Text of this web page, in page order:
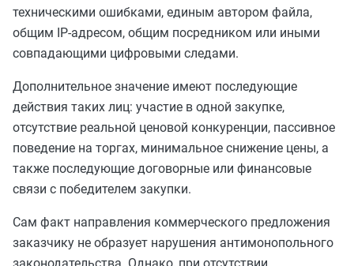
техническими ошибками, единым автором файла,
общим IP-адресом, общим посредником или иными
совпадающими цифровыми следами.
Дополнительное значение имеют последующие
действия таких лиц: участие в одной закупке,
отсутствие реальной ценовой конкуренции, пассивное
поведение на торгах, минимальное снижение цены, а
также последующие договорные или финансовые
связи с победителем закупки.
Сам факт направления коммерческого предложения
заказчику не образует нарушения антимонопольного
законодательства. Однако, при отсутствии